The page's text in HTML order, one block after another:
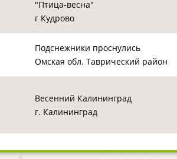
"Птица-весна"
г Кудрово
Подснежники проснулись
Омская обл. Таврический район
Весенний Калининград
г. Калининград